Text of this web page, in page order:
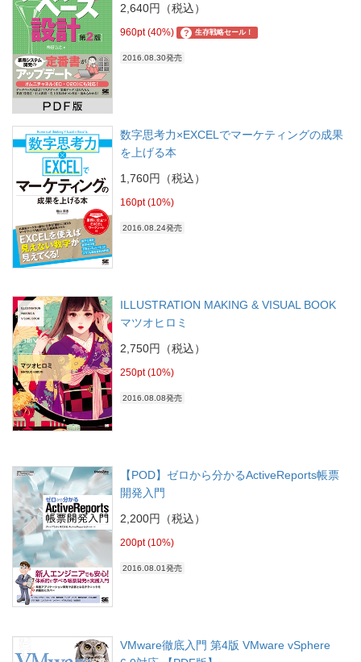
2,640円（税込）
960pt (40%) ? 生存戦略セール！
2016.08.30発売
数字思考力×EXCELでマーケティングの成果
を上げる本
1,760円（税込）
160pt (10%)
2016.08.24発売
ILLUSTRATION MAKING & VISUAL BOOK
マツオヒロミ
2,750円（税込）
250pt (10%)
2016.08.08発売
【POD】ゼロから分かるActiveReports帳票
開発入門
2,200円（税込）
200pt (10%)
2016.08.01発売
VMware徹底入門 第4版 VMware vSphere